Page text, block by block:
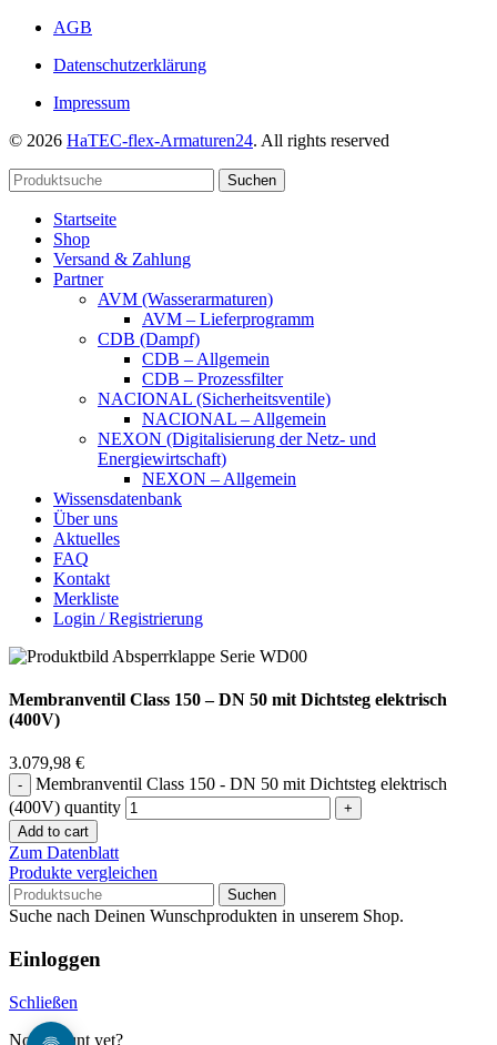
AGB
Datenschutzerklärung
Impressum
© 2026 HaTEC-flex-Armaturen24. All rights reserved
Suchen
Startseite
Shop
Versand & Zahlung
Partner
AVM (Wasserarmaturen)
AVM – Lieferprogramm
CDB (Dampf)
CDB – Allgemein
CDB – Prozessfilter
NACIONAL (Sicherheitsventile)
NACIONAL – Allgemein
NEXON (Digitalisierung der Netz- und
Energiewirtschaft)
NEXON – Allgemein
Wissensdatenbank
Über uns
Aktuelles
FAQ
Kontakt
Merkliste
Login / Registrierung
Membranventil Class 150 – DN 50 mit Dichtsteg elektrisch
(400V)
3.079,98 €
Membranventil Class 150 - DN 50 mit Dichtsteg elektrisch
(400V) quantity
Add to cart
Zum Datenblatt
Produkte vergleichen
Suchen
Suche nach Deinen Wunschprodukten in unserem Shop.
Einloggen
Schließen
No account yet?